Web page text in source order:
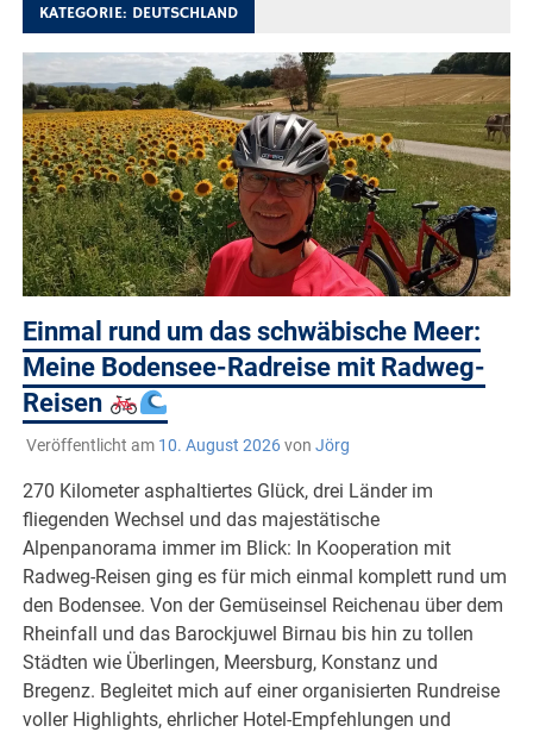
KATEGORIE: DEUTSCHLAND
Einmal rund um das schwäbische Meer:
Meine Bodensee-Radreise mit Radweg-
Reisen
Veröffentlicht am 10. August 2026von Jörg
270 Kilometer asphaltiertes Glück, drei Länder im
fliegenden Wechsel und das majestätische
Alpenpanorama immer im Blick: In Kooperation mit
Radweg-Reisen ging es für mich einmal komplett rund um
den Bodensee. Von der Gemüseinsel Reichenau über dem
Rheinfall und das Barockjuwel Birnau bis hin zu tollen
Städten wie Überlingen, Meersburg, Konstanz und
Bregenz. Begleitet mich auf einer organisierten Rundreise
voller Highlights, ehrlicher Hotel-Empfehlungen und